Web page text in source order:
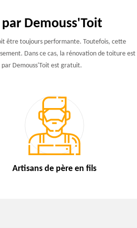
Demouss'Toit
être toujours performante. Toutefois, cette
Dans ce cas, la rénovation de toiture est
Demouss'Toit est gratuit.
Artisans de père en fils